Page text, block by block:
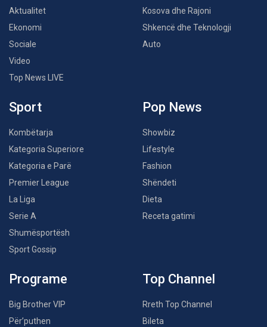
Aktualitet
Ekonomi
Sociale
Video
Top News LIVE
Kosova dhe Rajoni
Shkencë dhe Teknologji
Auto
Sport
Kombëtarja
Kategoria Superiore
Kategoria e Parë
Premier League
La Liga
Serie A
Shumësportësh
Sport Gossip
Pop News
Showbiz
Lifestyle
Fashion
Shëndeti
Dieta
Receta gatimi
Programe
Big Brother VIP
Për’puthen
Top Channel
Rreth Top Channel
Bileta